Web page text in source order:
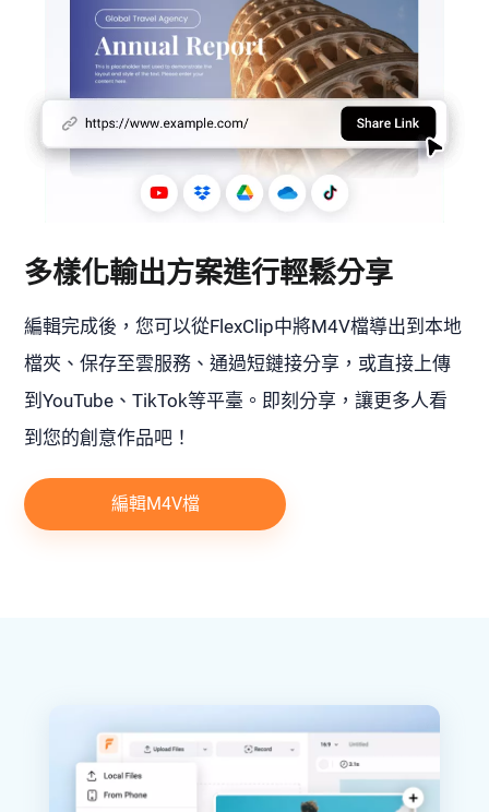
多樣化輸出方案進行輕鬆分享
編輯完成後，您可以從FlexClip中將M4V檔導出到本地
檔夾、保存至雲服務、通過短鏈接分享，或直接上傳
到YouTube、TikTok等平臺。即刻分享，讓更多人看
到您的創意作品吧！
編輯M4V檔